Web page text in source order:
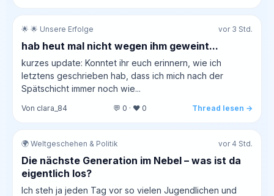
🌟 🌟 Unsere Erfolge vor 3 Std.
hab heut mal nicht wegen ihm geweint...
kurzes update: Konntet ihr euch erinnern, wie ich
letztens geschrieben hab, dass ich mich nach der
Spätschicht immer noch wie...
Von clara_84 💬 0 · ❤️ 0 Thread lesen →
🌍 Weltgeschehen & Politik vor 4 Std.
Die nächste Generation im Nebel – was ist da
eigentlich los?
Ich steh ja jeden Tag vor so vielen Jugendlichen und